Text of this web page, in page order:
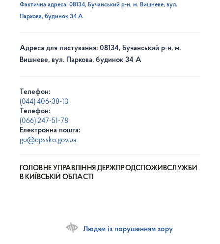
Фактична адреса: 08134, Бучанський р-н, м. Вишневе, вул.
Паркова, будинок 34 А
Адреса для листування: 08134, Бучанський р-н, м.
Вишневе, вул. Паркова, будинок 34 А
Телефон:
(044) 406-38-13
Телефон:
(066) 247-51-78
Електронна пошта:
gu@dpssko.gov.ua
ГОЛОВНЕ УПРАВЛІННЯ ДЕРЖПРОДСПОЖИВСЛУЖБИ
В КИЇВСЬКІЙ ОБЛАСТІ
Людям із порушенням зору